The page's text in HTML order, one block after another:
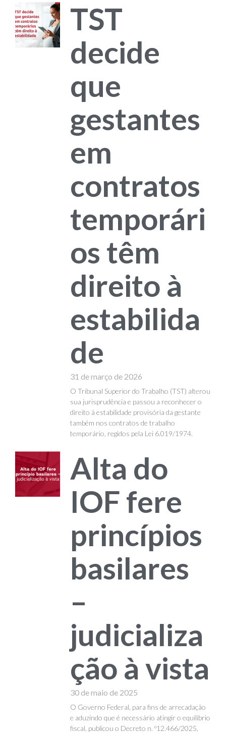
TST
decide
que
gestantes
em
contratos
temporári
os têm
direito à
estabilida
de
31 de março de 2026
O Tribunal Superior do Trabalho (TST) alterou
sua jurisprudência e passou a reconhecer o
direito à estabilidade provisória da gestante
também nos contratos de trabalho
temporário, regidos pela Lei 6.019/1974.
Alta do
IOF fere
princípios
basilares
–
judicializa
ção à vista
30 de maio de 2025
O Governo Federal, para fins de arrecadação
e aduzindo que é necessário atingir o equilíbrio
fiscal, publicou o Decreto n. º12.466/2025,